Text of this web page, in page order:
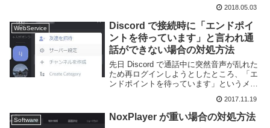
に「聞こえない」と言ってもその理由は
様々だ。この記事では Discord のボイ...
2018.05.03
WebService
Discord で接続時に「エンドポイ
ントを待っています」と言われ通
話ができない場合の対処方法
先日 Discord で通話中に突然音声が乱れた
ため再ログインしようとしたところ、「エ
ンドポイントを待っています」というメッ
くなってしまった。自分だけでなく他のメ
ンバーも同様に接続できず、Twitter...
2017.11.19
Software NoxPlayer が重い場合の対処方法